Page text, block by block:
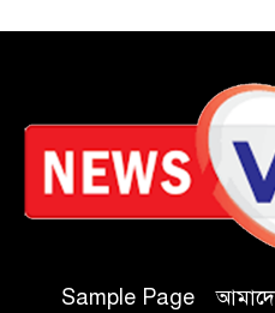
কাল
হল
Sample Page